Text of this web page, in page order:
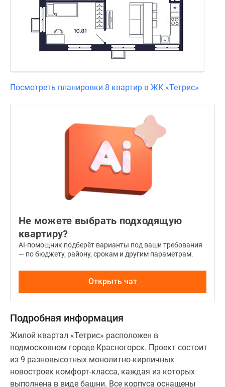
Посмотреть планировки 8 квартир в ЖК «Тетрис»
Не можете выбрать подходящую
квартиру?
AI-помощник подберёт варианты под ваши требования
— по бюджету, району, срокам и другим параметрам.
Открыть чат
Подробная информация
Жилой квартал «Тетрис» расположен в
подмосковном городе Красногорск. Проект состоит
из 9 разновысотных монолитно-кирпичных
новостроек комфорт-класса, каждая из которых
выполнена в виде башни. Все корпуса оснащены